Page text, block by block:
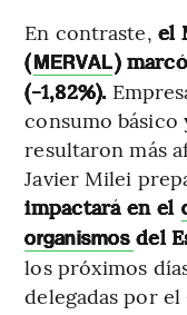
En contraste, el
(MERVAL)
(-1,82%).
consumo
resultaron más
Javier Milei
impactará en el
organismos del
los próximos
delegadas por